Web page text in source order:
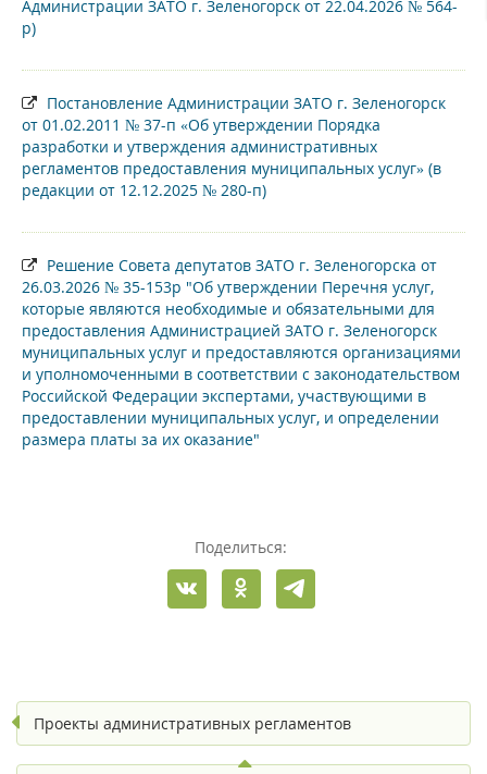
Администрации ЗАТО г. Зеленогорск от 22.04.2026 № 564-
р)
Постановление Администрации ЗАТО г. Зеленогорск
от 01.02.2011 № 37-п «Об утверждении Порядка
разработки и утверждения административных
регламентов предоставления муниципальных услуг» (в
редакции от 12.12.2025 № 280-п)
Решение Совета депутатов ЗАТО г. Зеленогорска от
26.03.2026 № 35-153р "Об утверждении Перечня услуг,
которые являются необходимые и обязательными для
предоставления Администрацией ЗАТО г. Зеленогорск
муниципальных услуг и предоставляются организациями
и уполномоченными в соответствии с законодательством
Российской Федерации экспертами, участвующими в
предоставлении муниципальных услуг, и определении
размера платы за их оказание"
Поделиться:
Проекты административных регламентов